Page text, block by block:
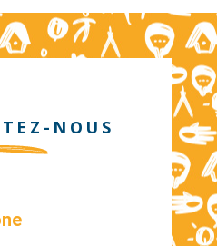
NOUS